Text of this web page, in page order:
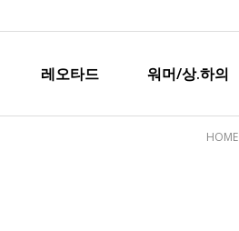
레오타드 워머/상.하의
HOME